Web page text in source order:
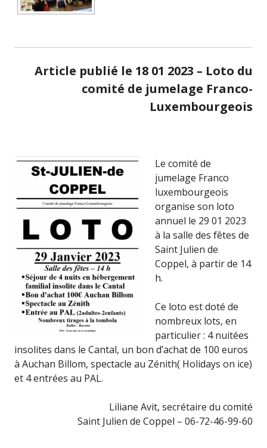
Article publié le 18 01 2023 – Loto du
comité de jumelage Franco-
Luxembourgeois
Le comité de
jumelage Franco
luxembourgeois
organise son loto
annuel le 29 01 2023
à la salle des fêtes de
Saint Julien de
Coppel, à partir de 14
h.
Ce loto est doté de
nombreux lots, en
particulier : 4 nuitées
insolites dans le Cantal, un bon d’achat de 100 euros
à Auchan Billom, spectacle au Zénith( Holidays on ice)
et 4 entrées au PAL.
Liliane Avit, secrétaire du comité
Saint Julien de Coppel – 06-72-46-99-60